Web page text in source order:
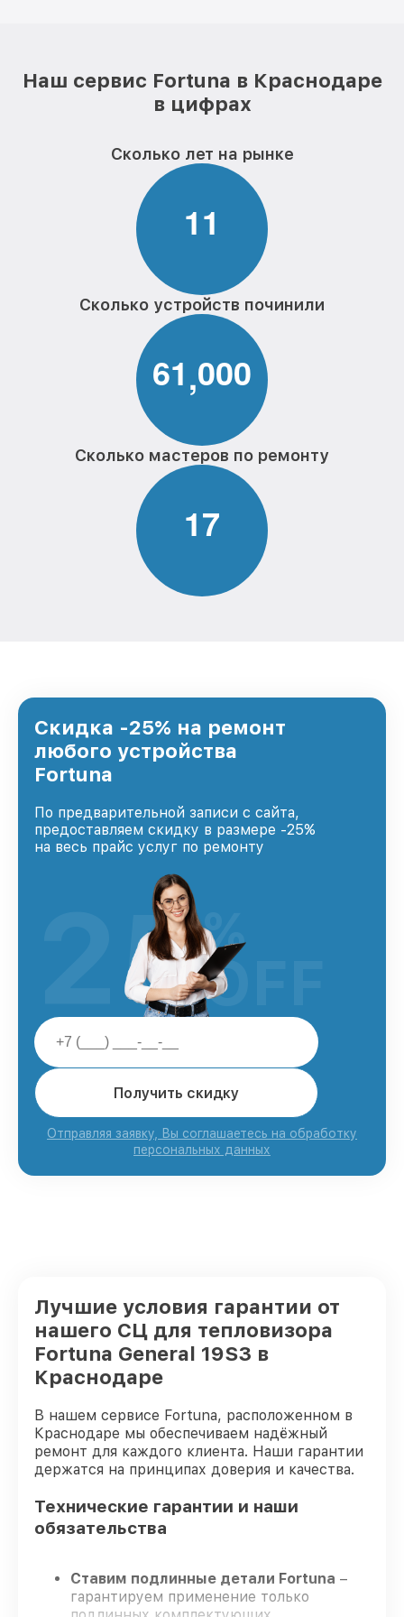
Наш сервис Fortuna в Краснодаре
в цифрах
Сколько лет на рынке
11
Сколько устройств починили
61,000
Сколько мастеров по ремонту
17
Скидка -25% на ремонт
любого устройства
Fortuna
По предварительной записи с сайта,
предоставляем скидку в размере -25%
на весь прайс услуг по ремонту
Получить скидку
Отправляя заявку, Вы соглашаетесь на обработку
персональных данных
25%
OFF
Лучшие условия гарантии от
нашего СЦ для тепловизора
Fortuna General 19S3 в
Краснодаре
В нашем сервисе Fortuna, расположенном в
Краснодаре мы обеспечиваем надёжный
ремонт для каждого клиента. Наши гарантии
держатся на принципах доверия и качества.
Технические гарантии и наши
обязательства
Ставим подлинные детали Fortuna –
гарантируем применение только